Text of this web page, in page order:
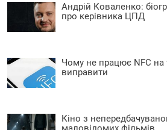
Андрій Коваленко:
про керівника ЦПД
Чому не працює NFC на
виправити
Кіно з